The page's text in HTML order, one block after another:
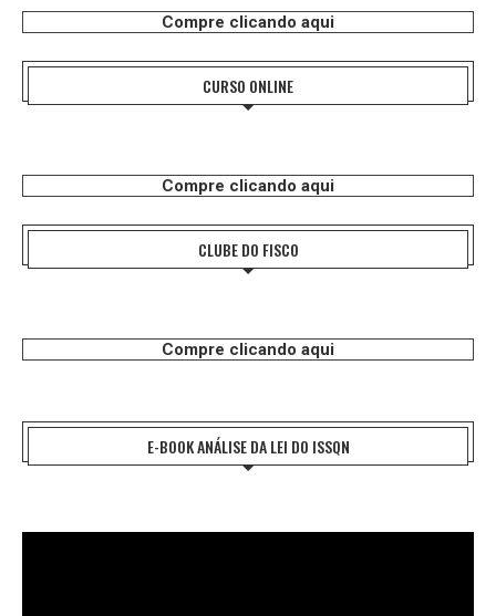
Compre clicando aqui
CURSO ONLINE
Compre clicando aqui
CLUBE DO FISCO
Compre clicando aqui
E-BOOK ANÁLISE DA LEI DO ISSQN